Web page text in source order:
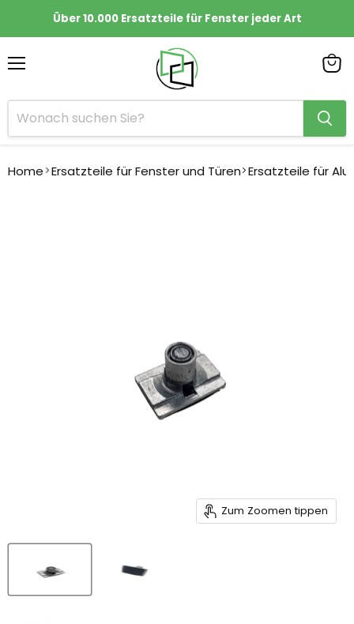
Über 10.000 Ersatzteile für Fenster jeder Art
Home Ersatzteile für Fenster und Türen Ersatzteile für
Zum Zoomen tippen